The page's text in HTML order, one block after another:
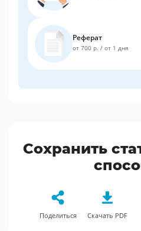
Реферат
от 700 р. / от 1 дня
Сохранить
Поделиться Скачать PDF